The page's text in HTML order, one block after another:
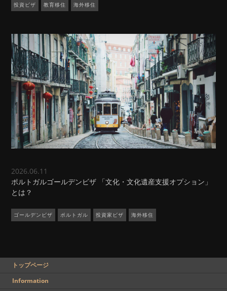
投資ビザ 教育移住 海外移住
2026.06.11
ポルトガルゴールデンビザ 「文化・文化遺産支援オプション」
とは？
ゴールデンビザ ポルトガル 投資家ビザ 海外移住
トップページ
Information